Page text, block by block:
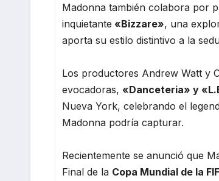
Madonna también colabora por
inquietante «Bizzare», una
aporta su estilo distintivo a la
Los productores Andrew Watt y
evocadoras, «Danceteria» y
Nueva York, celebrando el
Madonna podría capturar.
Recientemente se anunció que
Final de la Copa Mundial de la